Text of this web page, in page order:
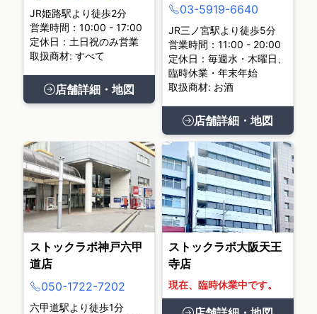
JR姫路駅より徒歩2分
営業時間：10:00 - 17:00
定休日：土日祝のみ営業
取扱商材: すべて
店舗詳細・地図
03-5919-6640
JR三ノ宮駅より徒歩5分
営業時間：11:00 - 20:00
定休日：毎週水・木曜日、
臨時休業・年末年始
取扱商材: お酒
店舗詳細・地図
ストックラボ神戸六甲
道店
050-1722-7202
六甲道駅より徒歩1分
ストックラボ大阪天王
寺店
現在、臨時休業中です。